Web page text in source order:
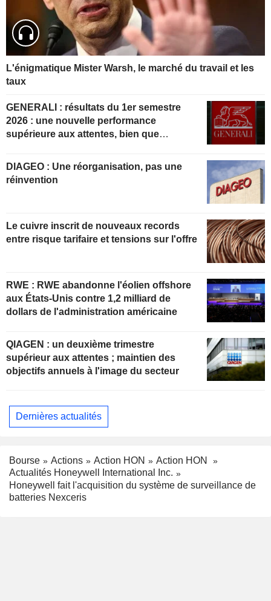
L'énigmatique Mister Warsh, le marché du travail et les
taux
GENERALI : résultats du 1er semestre
2026 : une nouvelle performance
supérieure aux attentes, bien que
DIAGEO : Une réorganisation, pas une
réinvention
Le cuivre inscrit de nouveaux records
entre risque tarifaire et tensions sur l'offre
RWE : RWE abandonne l'éolien offshore
aux États-Unis contre 1,2 milliard de
dollars de l'administration américaine
QIAGEN : un deuxième trimestre
supérieur aux attentes ; maintien des
objectifs annuels à l'image du secteur
Dernières actualités
Bourse Actions Action HON
Action HON
Actualités Honeywell International Inc.
Honeywell fait l'acquisition du système de surveillance de
batteries Nexceris